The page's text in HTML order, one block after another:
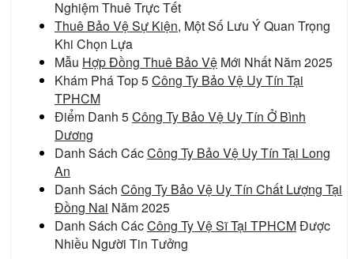
Nghiệm Thuê Trực Tết
Thuê Bảo Vệ Sự Kiện, Một Số Lưu Ý Quan Trọng
Khi Chọn Lựa
Mẫu Hợp Đồng Thuê Bảo Vệ Mới Nhất Năm 2025
Khám Phá Top 5Công Ty Bảo Vệ Uy Tín Tại
TPHCM
Điểm Danh 5Công Ty Bảo Vệ Uy Tín Ở Bình
Dương
Danh Sách CácCông Ty Bảo Vệ Uy Tín Tại Long
An
Danh Sách Công Ty Bảo Vệ Uy Tín Chất Lượng Tại
Đồng Nai Năm 2025
Danh Sách CácCông Ty Vệ Sĩ Tại TPHCMĐược
Nhiều Người Tin Tưởng